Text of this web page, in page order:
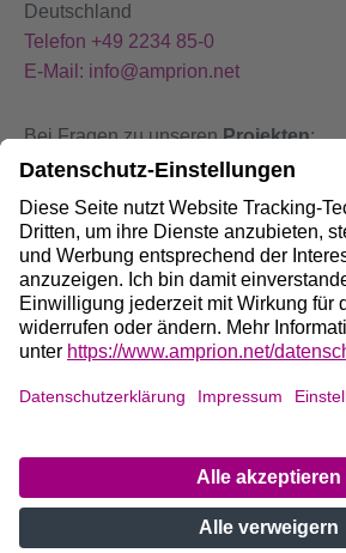
Deutschland
Telefon +49 2234 85-0
E-Mail: info@amprion.net
Bei Fragen zu unserenProjekten:
+49 800 584 9000
BeiStörungen an unseren Anlagen:
+49 800 490 4000
Social Media:
Datenschutz